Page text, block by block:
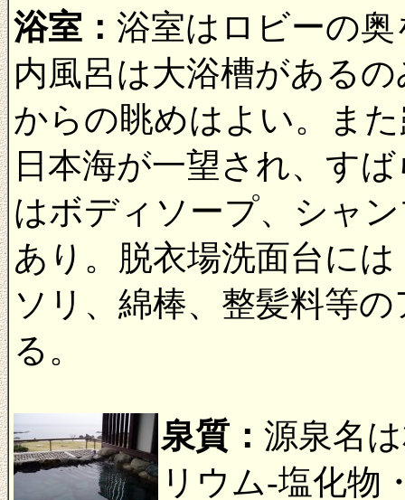
浴室： 浴室はロビーの
内風呂は大浴槽がある
からの眺めはよい。ま
日本海が一望され、す
はボディソープ、シャ
あり。脱衣場洗面台に
ソリ、綿棒、整髪料等
る。
泉質： 源泉名
リウム-塩化物